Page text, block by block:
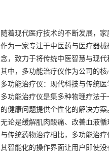
随着现代医疗技术的不断发展，家
作为一家专注于中医药与医疗器
念，致力于将传统中医智慧与现
其中，多功能治疗仪作为公司的
多功能治疗仪：现代科技与传统
多功能治疗仪是集多种物理疗法
的健康问题提供个性化的解决方案
无论是缓解肌肉酸痛、改善血液
与传统药物治疗相比，多功能治疗
其智能化的操作界面让用户即使